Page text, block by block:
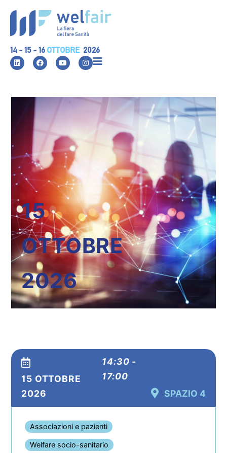
14 - 15 - 16 OTTOBRE 2026
15
OTTOBRE
2026
15 OTTOBRE
2026
14:30 -
17:00
SPAZIO 4
Associazioni e pazienti
Welfare socio-sanitario